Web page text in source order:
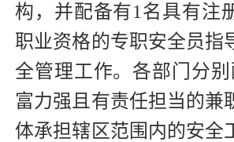
构，并配备有1名具有注
职业资格的专职安全员指
全管理工作。各部门分
富力强且有责任担当的兼
体承担辖区范围内的安全